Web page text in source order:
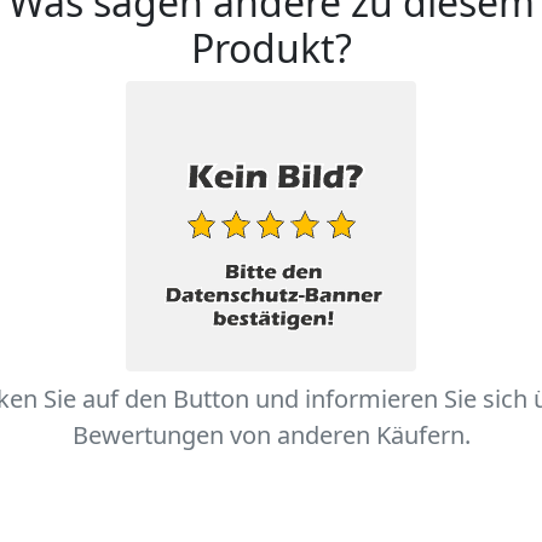
Produkt?
Sie auf den Button und informieren Sie sich
Bewertungen von anderen Käufern.